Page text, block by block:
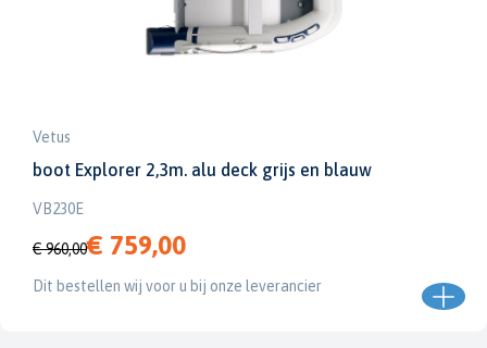
Vetus
boot Explorer 2,3m. alu deck grijs en blauw
VB230E
€ 960,00€ 759,00
Dit bestellen wij voor u bij onze leverancier